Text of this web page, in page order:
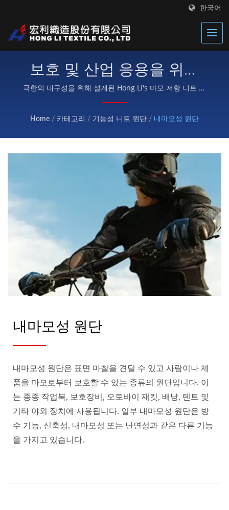
한국어
보호 및 산업 응용을 위한
고성능 마모 저항 원단
극한의 내구성을 위해 설계된 Hong Li's 마모 저항 니트 원
단은 우수한 마모 및 찢김 저항성을 제공합니다 — 보호 장
적입니다.
Home / 카테고리 / 기능성 니트 원단 / 내마모성 원단
내마모성 원단
내마모성 원단은 표면 마찰을 견딜 수 있고 사람이나 제
품을 마모로부터 보호할 수 있는 종류의 원단입니다. 이
는 종종 작업복, 보호장비, 오토바이 재킷, 배낭, 텐트 및
기타 야외 장치에 사용됩니다. 일부 내마모성 원단은 방
수 기능, 신축성, 내마모성 또는 난연성과 같은 다른 기능
을 가지고 있습니다.